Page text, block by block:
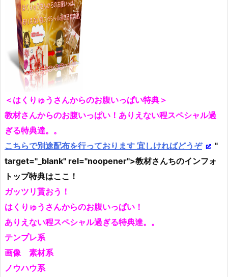
＜はくりゅうさんからのお腹いっぱい特典＞
教材さんからのお腹いっぱい！ありえない程スペシャル過
ぎる特典達。。
こちらで別途配布を行っております 宜しければどうぞ
"
target="_blank" rel="noopener">教材さんちのインフォ
トップ特典はここ！
ガッツリ貰おう！
はくりゅうさんからのお腹いっぱい！
ありえない程スペシャル過ぎる特典達。。
テンプレ系
画像 素材系
ノウハウ系